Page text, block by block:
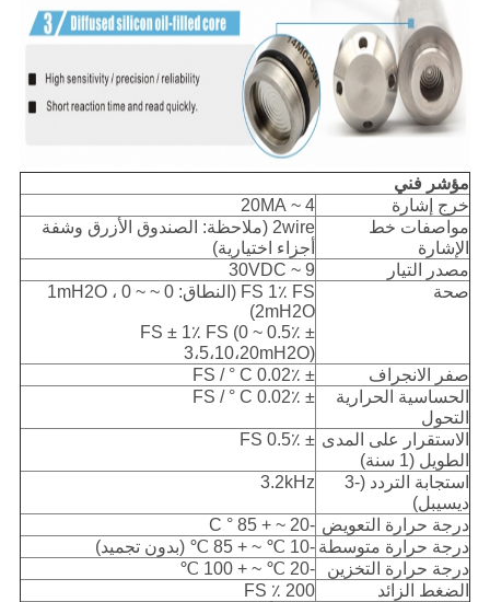
مؤشر فني
خرج إشارة
4 ~ 20MA
مواصفات خط
الإشارة
2wire (ملاحظة: الصندوق الأزرق وشفة
أجزاء اختيارية)
مصدر التيار
9 ~ 30VDC
صحة
FS 1٪ FS (النطاق: 0 ~ 1mH2O ، 0 ~
2mH2O)
± 0.5٪ FS ± 1٪ FS (0 ~
3،5،10،20mH2O)
صفر الانجراف
± 0.02٪ FS / ° C
الحساسية الحرارية
التحول
± 0.02٪ FS / ° C
الاستقرار على المدى
الطويل (1 سنة)
± 0.5٪ FS
استجابة التردد (-3
ديسيبل)
3.2kHz
درجة حرارة التعويض -20 ~ + 85 ° C
درجة حرارة متوسطة -10 ℃ ~ + 85 ℃ (بدون تجميد)
درجة حرارة التخزين
-20 ℃ ~ + 100 ℃
الضغط الزائد
200 ٪ FS